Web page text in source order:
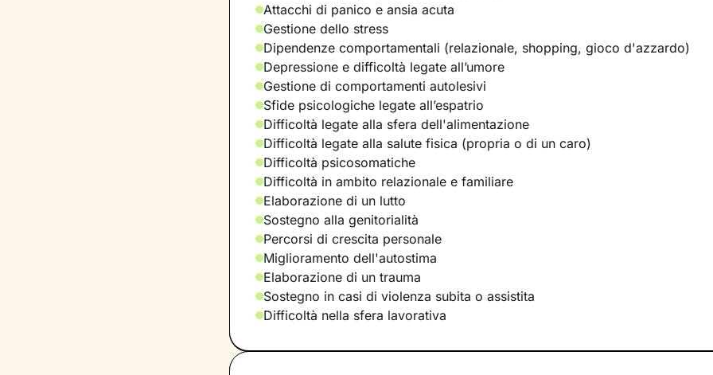
Attacchi di panico e ansia acuta
Gestione dello stress
Dipendenze comportamentali (relazionale, shopping, gioco d'azzardo)
Depressione e difficoltà legate all’umore
Gestione di comportamenti autolesivi
Sfide psicologiche legate all’espatrio
Difficoltà legate alla sfera dell'alimentazione
Difficoltà legate alla salute fisica (propria o di un caro)
Difficoltà psicosomatiche
Difficoltà in ambito relazionale e familiare
Elaborazione di un lutto
Sostegno alla genitorialità
Percorsi di crescita personale
Miglioramento dell'autostima
Elaborazione di un trauma
Sostegno in casi di violenza subita o assistita
Difficoltà nella sfera lavorativa